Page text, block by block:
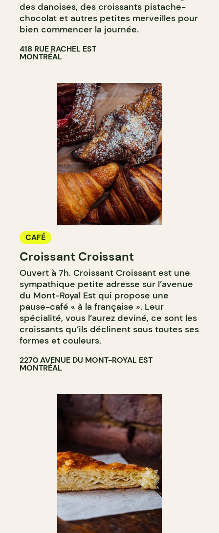
des danoises, des croissants pistache-
chocolat et autres petites merveilles pour
bien commencer la journée.
418 RUE RACHEL EST
MONTRÉAL
CAFÉ
Croissant Croissant
Ouvert à 7h. Croissant Croissant est une
sympathique petite adresse sur l’avenue
du Mont-Royal Est qui propose une
pause-café « à la française ». Leur
spécialité, vous l’aurez deviné, ce sont les
croissants qu’ils déclinent sous toutes ses
formes et couleurs.
2270 AVENUE DU MONT-ROYAL EST
MONTRÉAL